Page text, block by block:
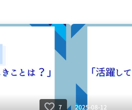
7 2025-08-12